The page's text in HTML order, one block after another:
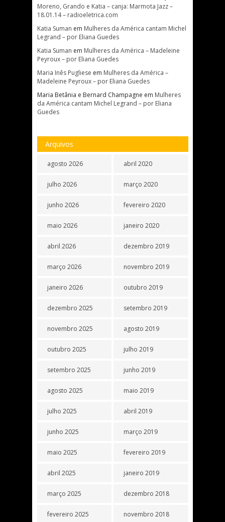
Moreno, Grando e Katia – canja: Marmota Jazz –
18.01.14 – radioeletrica.com
Katia Suman em Mulheres da América cantam Michel
Legrand – por Eliana Guedes
Katia Suman em Mulheres da América – Madeleine
Peyroux – por Eliana Guedes
Maria Inês Pugliese em Mulheres da América –
Madeleine Peyroux – por Eliana Guedes
Maria Betânia e Bernard Champagne em Mulheres
da América cantam Michel Legrand – por Eliana
Guedes
Arquivos
agosto 2026
julho 2026
junho 2026
maio 2026
abril 2026
março 2026
janeiro 2026
dezembro 2025
novembro 2025
outubro 2025
setembro 2025
agosto 2025
julho 2025
junho 2025
maio 2025
abril 2025
março 2025
fevereiro 2025
abril 2020
março 2020
fevereiro 2020
janeiro 2020
dezembro 2019
novembro 2019
outubro 2019
setembro 2019
agosto 2019
julho 2019
junho 2019
maio 2019
abril 2019
março 2019
fevereiro 2019
janeiro 2019
dezembro 2018
novembro 2018